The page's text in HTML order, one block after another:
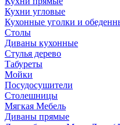
Кухни угловые
Кухонные уголки и
Столы
Диваны кухонные
Стулья дерево
Табуреты
Мойки
Посудосушители
Столешницы
Мягкая Мебель
Диваны прямые